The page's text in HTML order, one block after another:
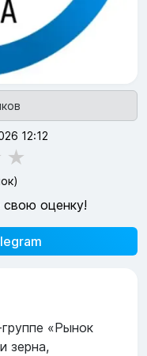
12:12
★
свою оценку!
«Рынок
зерна,